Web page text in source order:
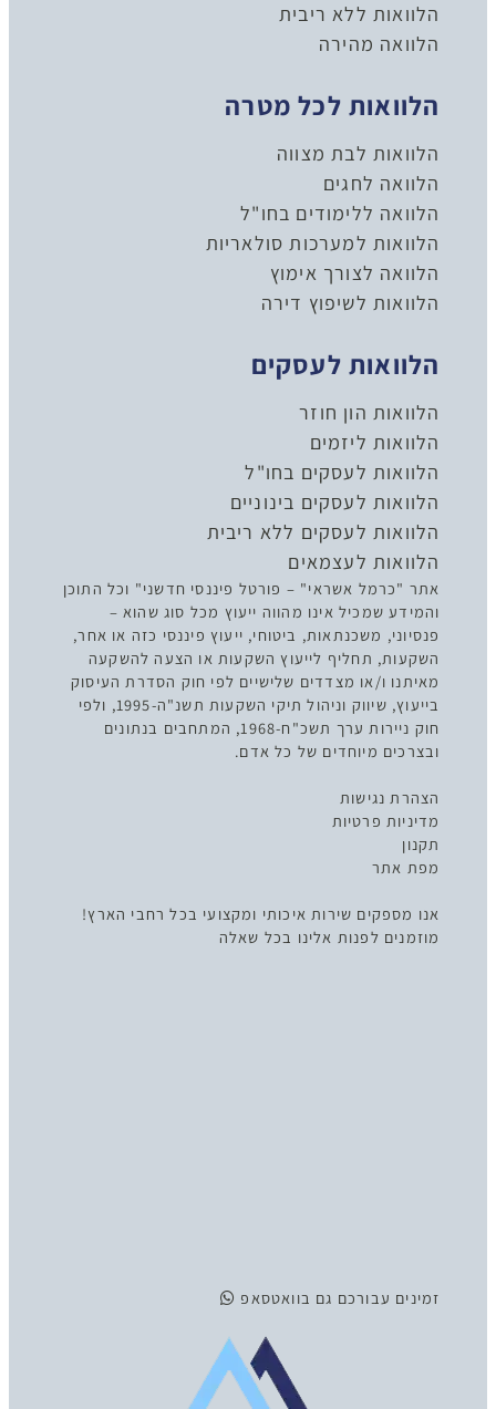
הלוואות ללא ריבית
הלוואה מהירה
הלוואות לכל מטרה
הלוואות לבת מצווה
הלוואה לחגים
הלוואה ללימודים בחו"ל
הלוואות למערכות סולאריות
הלוואה לצורך אימוץ
הלוואות לשיפוץ דירה
הלוואות לעסקים
הלוואות הון חוזר
הלוואות ליזמים
הלוואות לעסקים בחו"ל
הלוואות לעסקים בינוניים
הלוואות לעסקים ללא ריבית
הלוואות לעצמאים
אתר "כרמל אשראי" – פורטל פיננסי חדשני" וכל התוכן
והמידע שמכיל אינו מהווה ייעוץ מכל סוג שהוא –
פנסיוני, משכנתאות, ביטוחי, ייעוץ פיננסי כזה או אחר,
השקעות, תחליף לייעוץ השקעות או הצעה להשקעה
מאיתנו ו/או מצדדים שלישיים לפי חוק הסדרת העיסוק
בייעוץ, שיווק וניהול תיקי השקעות תשנ"ה-1995, ולפי
חוק ניירות ערך תשכ"ח-1968, המתחבים בנתונים
ובצרכים מיוחדים של כל אדם.
הצהרת נגישות
מדיניות פרטיות
תקנון
מפת אתר
אנו מספקים שירות איכותי ומקצועי בכל רחבי הארץ!
מוזמנים לפנות אלינו בכל שאלה
זמינים עבורכם גם בוואטסאפ